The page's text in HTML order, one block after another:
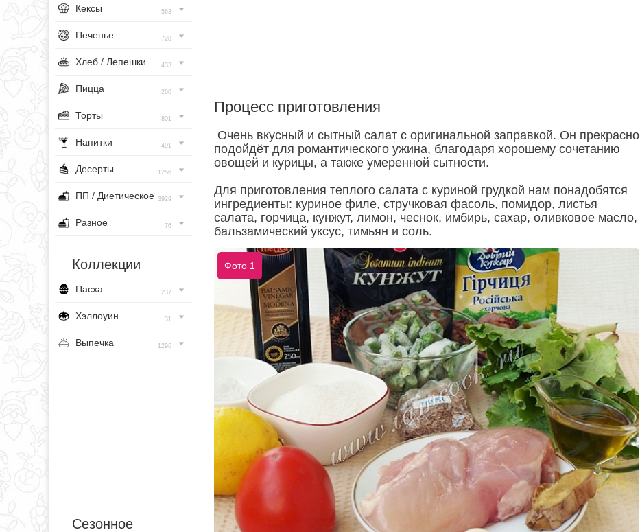
Кексы 563
Печенье 728
Хлеб / Лепешки 433
Пицца 260
Торты 801
Напитки 491
Десерты 1256
ПП / Диетическое 3929
Разное 76
Коллекции
Пасха 237
Хэллоуин 31
Выпечка 1296
Сезонное
Процесс приготовления
Очень вкусный и сытный салат с оригинальной заправкой. Он прекрасно
подойдёт для романтического ужина, благодаря хорошему сочетанию
овощей и курицы, а также умеренной сытности.
Для приготовления теплого салата с куриной грудкой нам понадобятся
ингредиенты: куриное филе, стручковая фасоль, помидор, листья
салата, горчица, кунжут, лимон, чеснок, имбирь, сахар, оливковое масло,
бальзамический уксус, тимьян и соль.
Фото 1